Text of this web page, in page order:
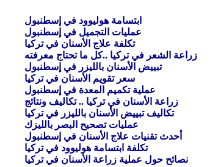
ابتسامة هوليوود في إسطنبول
عمليات التجميل في إسطنبول
تكلفة علاج الأسنان في تركيا
زراعة الشعر في تركيا ..كل ما تحتاج معرفته
تبييض الأسنان بالليزر في إسطنبول
سعر تقويم الأسنان في تركيا
عملية تكميم المعدة في إسطنبول
زراعة الأسنان في تركيا .. تكاليف ونتائج
تكاليف تبييض الأسنان بالليزر في تركيا
عمليات تصحيح البصر بالليزك
أحدث تقنيات علاج الأسنان في إسطنبول
تكلفة ابتسامة هوليوود في تركيا
نصائح حول عملية زراعة الأسنان في تركيا